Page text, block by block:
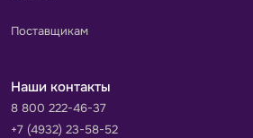
Поставщикам
Наши контакты
8 800 222-46-37
+7 (4932) 23-58-52